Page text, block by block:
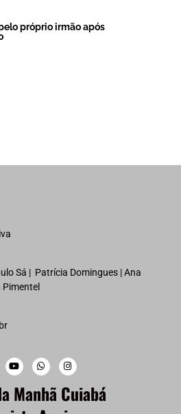
próprio irmão após
Sá | Patrícia Domingues | Ana
Manhã Cuiabá